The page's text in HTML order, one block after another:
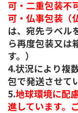
可・二重包装不
可・仏事包装（
は、宛先ラベル
ら再度包装又は
す。）
4.状況により複
包で発送させて
5.地球環境に配
進しています。